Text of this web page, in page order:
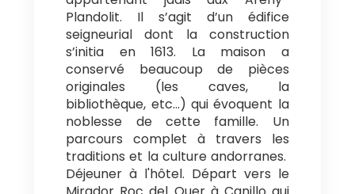
appartenant jadis aux Areny-
Plandolit. Il s’agit d’un édifice
seigneurial dont la construction
s’initia en 1613. La maison a
conservé beaucoup de pièces
originales (les caves, la
bibliothèque, etc...) qui évoquent la
noblesse de cette famille. Un
parcours complet à travers les
traditions et la culture andorranes.
Déjeuner à l'hôtel. Départ vers le